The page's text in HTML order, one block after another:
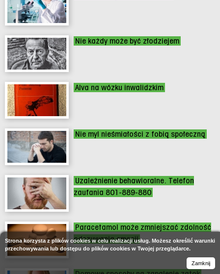
Nie każdy może być złodziejem
Alva na wózku inwalidzkim
Nie myl nieśmiałości z fobią społeczną
Uzależnienie behawioralne. Telefon
zaufania 801-889-880
Paracetamol może zmniejszać zdolność
odczuwania emocji
Strona korzysta z plików cookies w celu realizacji usług. Możesz określić warunki
przechowywania lub dostępu do plików cookies w Twojej przeglądarce.
Zamknij